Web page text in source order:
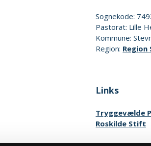
Sognekode:
Pastorat: Lille
Kommune:
Region: Region
Links
Tryggevælde
Roskilde Stift